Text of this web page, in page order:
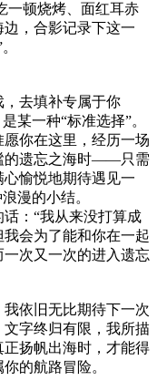
顿烧烤、面红耳赤
，合影记录下这一
去填补专属于你
某一种“标准选择”。
你在这里，经历一场
的遗忘之海时——只需
愉悦地期待遇见一
漫的小结。
：“我从来没打算成
会为了能和你在一起
次又一次的进入遗忘
依旧无比期待下一次
字终归有限，我所描
扬帆出海时，才能得
的航路冒险。